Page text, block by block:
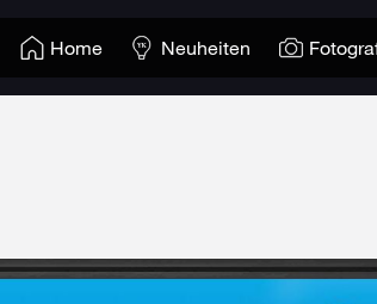
Home Neuheiten